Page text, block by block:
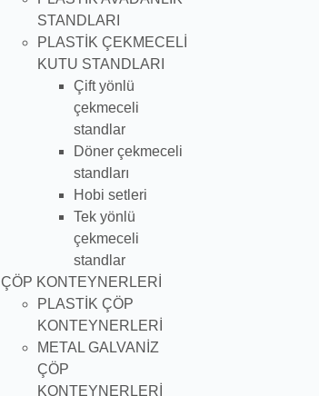
STANDLARI
PLASTİK ÇEKMECELİ
KUTU STANDLARI
Çift yönlü
çekmeceli
standlar
Döner çekmeceli
standları
Hobi setleri
Tek yönlü
çekmeceli
standlar
ÇÖP KONTEYNERLERİ
PLASTİK ÇÖP
KONTEYNERLERİ
METAL GALVANİZ
ÇÖP
KONTEYNERLERİ